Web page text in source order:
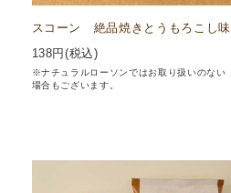
スコーン 絶品焼きとうもろこし味
138円(税込)
※ナチュラルローソンではお取り扱いのない
場合もございます。